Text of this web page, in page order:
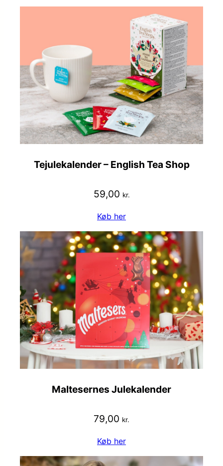
Tejulekalender – English Tea Shop
59,00 kr.
Køb her
Maltesernes Julekalender
79,00 kr.
Køb her